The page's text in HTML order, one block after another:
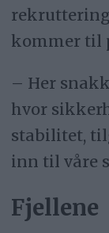
kommer til
– Her
hvor
stabilitet,
inn til våre
Fjellene